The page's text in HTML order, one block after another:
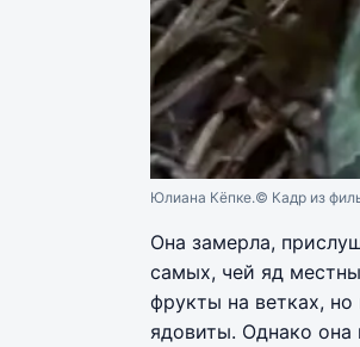
Юлиана Кёпке.© Кадр из
Она замерла,
самых, чей яд
фрукты на ветках, но
ядовиты. Однако